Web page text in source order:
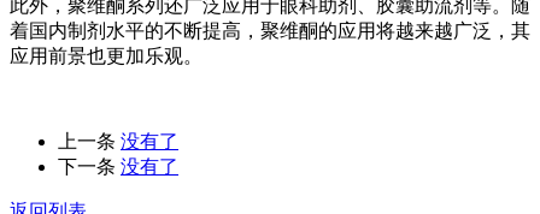
此外，聚维酮系列还广泛应用于眼科助剂、胶囊助流剂等。随
着国内制剂水平的不断提高，聚维酮的应用将越来越广泛，其
应用前景也更加乐观。
上一条 没有了
下一条 没有了